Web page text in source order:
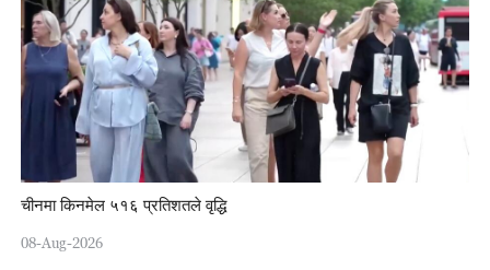
चीनमा किनमेल ५१६ प्रतिशतले वृद्धि
08-Aug-2026